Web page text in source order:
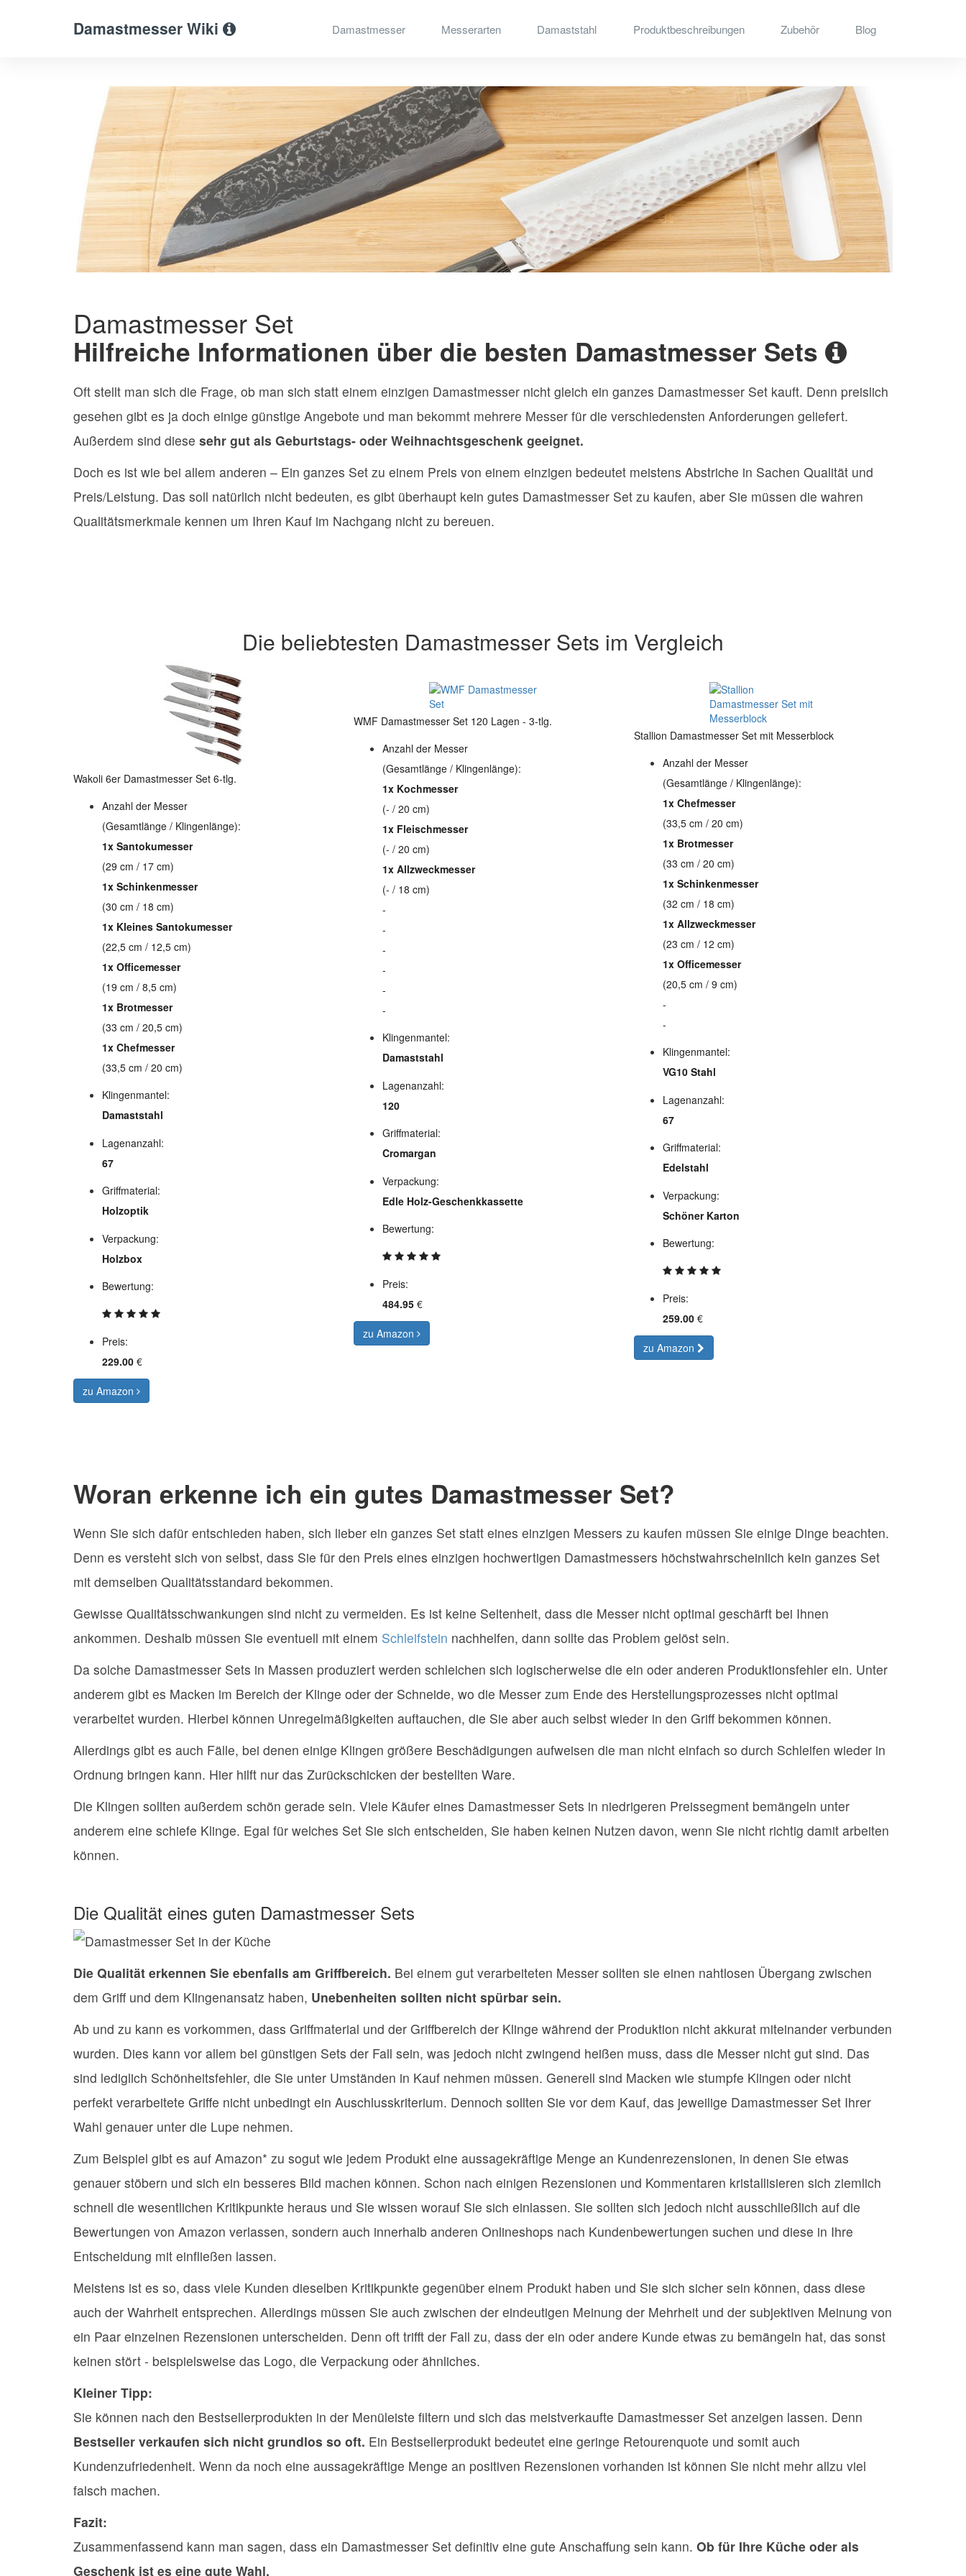
Damastmesser Wiki Damastmesser Messerarten Damaststahl Produktbeschreibungen Zubehör Blog
Damastmesser Set
Hilfreiche Informationen über die besten Damastmesser Sets
Oft stellt man sich die Frage, ob man sich statt einem einzigen Damastmesser nicht gleich ein ganzes Damastmesser Set kauft. Denn preislich
gesehen gibt es ja doch einige günstige Angebote und man bekommt mehrere Messer für die verschiedensten Anforderungen geliefert.
Außerdem sind diese sehr gut als Geburtstags- oder Weihnachtsgeschenk geeignet.
Doch es ist wie bei allem anderen – Ein ganzes Set zu einem Preis von einem einzigen bedeutet meistens Abstriche in Sachen Qualität und
Preis/Leistung. Das soll natürlich nicht bedeuten, es gibt überhaupt kein gutes Damastmesser Set zu kaufen, aber Sie müssen die wahren
Qualitätsmerkmale kennen um Ihren Kauf im Nachgang nicht zu bereuen.
Die beliebtesten Damastmesser Sets im Vergleich
Wakoli 6er Damastmesser Set 6-tlg.
Anzahl der Messer
(Gesamtlänge / Klingenlänge):
1x Santokumesser
(29 cm / 17 cm)
1x Schinkenmesser
(30 cm / 18 cm)
1x Kleines Santokumesser
(22,5 cm / 12,5 cm)
1x Officemesser
(19 cm / 8,5 cm)
1x Brotmesser
(33 cm / 20,5 cm)
1x Chefmesser
(33,5 cm / 20 cm)
Klingenmantel:
Damaststahl
Lagenanzahl:
67
Griffmaterial:
Holzoptik
Verpackung:
Holzbox
Bewertung:
Preis:
229.00 €
zu Amazon
WMF Damastmesser Set 120 Lagen - 3-tlg.
Anzahl der Messer
(Gesamtlänge / Klingenlänge):
1x Kochmesser
(- / 20 cm)
1x Fleischmesser
(- / 20 cm)
1x Allzweckmesser
(- / 18 cm)
-
-
-
-
-
-
Klingenmantel:
Damaststahl
Lagenanzahl:
120
Griffmaterial:
Cromargan
Verpackung:
Edle Holz-Geschenkkassette
Bewertung:
Preis:
484.95 €
zu Amazon
Stallion Damastmesser Set mit Messerblock
Anzahl der Messer
(Gesamtlänge / Klingenlänge):
1x Chefmesser
(33,5 cm / 20 cm)
1x Brotmesser
(33 cm / 20 cm)
1x Schinkenmesser
(32 cm / 18 cm)
1x Allzweckmesser
(23 cm / 12 cm)
1x Officemesser
(20,5 cm / 9 cm)
-
-
Klingenmantel:
VG10 Stahl
Lagenanzahl:
67
Griffmaterial:
Edelstahl
Verpackung:
Schöner Karton
Bewertung:
Preis:
259.00 €
zu Amazon
Woran erkenne ich ein gutes Damastmesser Set?
Wenn Sie sich dafür entschieden haben, sich lieber ein ganzes Set statt eines einzigen Messers zu kaufen müssen Sie einige Dinge beachten.
Denn es versteht sich von selbst, dass Sie für den Preis eines einzigen hochwertigen Damastmessers höchstwahrscheinlich kein ganzes Set
mit demselben Qualitätsstandard bekommen.
Gewisse Qualitätsschwankungen sind nicht zu vermeiden. Es ist keine Seltenheit, dass die Messer nicht optimal geschärft bei Ihnen
ankommen. Deshalb müssen Sie eventuell mit einem Schleifstein nachhelfen, dann sollte das Problem gelöst sein.
Da solche Damastmesser Sets in Massen produziert werden schleichen sich logischerweise die ein oder anderen Produktionsfehler ein. Unter
anderem gibt es Macken im Bereich der Klinge oder der Schneide, wo die Messer zum Ende des Herstellungsprozesses nicht optimal
verarbeitet wurden. Hierbei können Unregelmäßigkeiten auftauchen, die Sie aber auch selbst wieder in den Griff bekommen können.
Allerdings gibt es auch Fälle, bei denen einige Klingen größere Beschädigungen aufweisen die man nicht einfach so durch Schleifen wieder in
Ordnung bringen kann. Hier hilft nur das Zurückschicken der bestellten Ware.
Die Klingen sollten außerdem schön gerade sein. Viele Käufer eines Damastmesser Sets in niedrigeren Preissegment bemängeln unter
anderem eine schiefe Klinge. Egal für welches Set Sie sich entscheiden, Sie haben keinen Nutzen davon, wenn Sie nicht richtig damit arbeiten
können.
Die Qualität eines guten Damastmesser Sets
Die Qualität erkennen Sie ebenfalls am Griffbereich. Bei einem gut verarbeiteten Messer sollten sie einen nahtlosen Übergang zwischen
dem Griff und dem Klingenansatz haben, Unebenheiten sollten nicht spürbar sein.
Ab und zu kann es vorkommen, dass Griffmaterial und der Griffbereich der Klinge während der Produktion nicht akkurat miteinander verbunden
wurden. Dies kann vor allem bei günstigen Sets der Fall sein, was jedoch nicht zwingend heißen muss, dass die Messer nicht gut sind. Das
sind lediglich Schönheitsfehler, die Sie unter Umständen in Kauf nehmen müssen. Generell sind Macken wie stumpfe Klingen oder nicht
perfekt verarbeitete Griffe nicht unbedingt ein Auschlusskriterium. Dennoch sollten Sie vor dem Kauf, das jeweilige Damastmesser Set Ihrer
Wahl genauer unter die Lupe nehmen.
Zum Beispiel gibt es auf Amazon* zu sogut wie jedem Produkt eine aussagekräftige Menge an Kundenrezensionen, in denen Sie etwas
genauer stöbern und sich ein besseres Bild machen können. Schon nach einigen Rezensionen und Kommentaren kristallisieren sich ziemlich
schnell die wesentlichen Kritikpunkte heraus und Sie wissen worauf Sie sich einlassen. Sie sollten sich jedoch nicht ausschließlich auf die
Bewertungen von Amazon verlassen, sondern auch innerhalb anderen Onlineshops nach Kundenbewertungen suchen und diese in Ihre
Entscheidung mit einfließen lassen.
Meistens ist es so, dass viele Kunden dieselben Kritikpunkte gegenüber einem Produkt haben und Sie sich sicher sein können, dass diese
auch der Wahrheit entsprechen. Allerdings müssen Sie auch zwischen der eindeutigen Meinung der Mehrheit und der subjektiven Meinung von
ein Paar einzelnen Rezensionen unterscheiden. Denn oft trifft der Fall zu, dass der ein oder andere Kunde etwas zu bemängeln hat, das sonst
keinen stört - beispielsweise das Logo, die Verpackung oder ähnliches.
Kleiner Tipp:
Sie können nach den Bestsellerprodukten in der Menüleiste filtern und sich das meistverkaufte Damastmesser Set anzeigen lassen. Denn
Bestseller verkaufen sich nicht grundlos so oft. Ein Bestsellerprodukt bedeutet eine geringe Retourenquote und somit auch
Kundenzufriedenheit. Wenn da noch eine aussagekräftige Menge an positiven Rezensionen vorhanden ist können Sie nicht mehr allzu viel
falsch machen.
Fazit:
Zusammenfassend kann man sagen, dass ein Damastmesser Set definitiv eine gute Anschaffung sein kann. Ob für Ihre Küche oder als
Geschenk ist es eine gute Wahl.